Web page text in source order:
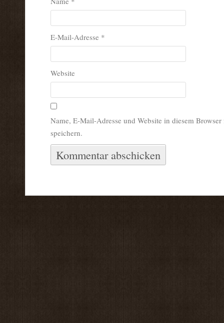
E-Mail-Adresse *
Website
Name, E-Mail-Adresse und Website in diesem
speichern.